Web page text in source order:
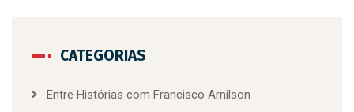
CATEGORIAS
Entre Histórias com Francisco Arnilson